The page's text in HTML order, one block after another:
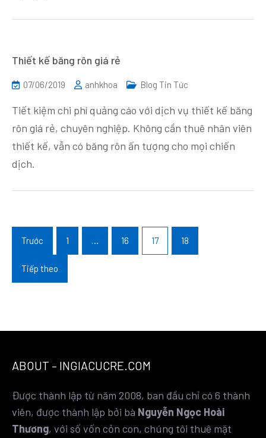
Thiết kế băng rôn giá rẻ
07/06/2019 anhkhoa Blog Tin Tức
Tiết kiệm chi phí quảng cáo với dịch vụ thiết kế băng
rôn giá rẻ, chuyên nghiệp. Không cần thuê nhân viên
thiết kế, vẫn có băng rôn ấn tượng cho mọi chiến
dịch.
trang
viết
Trước 1 … 16 17 18
Tiếp theo
ABOUT – INGIACUCRE.COM
Được thành lập từ năm 2008, ban đầu chỉ có 6 thành
viên, được thành lập bởi bà Nguyễn Ngọc Hoài
Thương, với số vốn cỏn con, chúng tôi thuê mặt